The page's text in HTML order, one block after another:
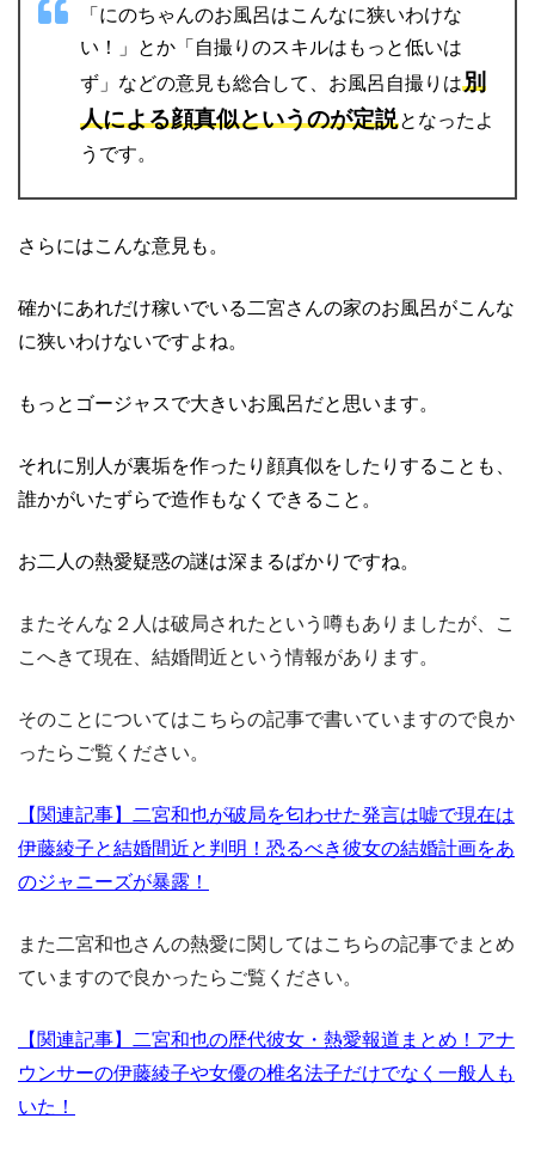
「にのちゃんのお風呂はこんなに狭いわけな
い！」とか「自撮りのスキルはもっと低いは
ず」などの意見も総合して、お風呂自撮りは別
人による顔真似というのが定説となったよ
うです。
さらにはこんな意見も。
確かにあれだけ稼いでいる二宮さんの家のお風呂がこんな
に狭いわけないですよね。
もっとゴージャスで大きいお風呂だと思います。
それに別人が裏垢を作ったり顔真似をしたりすることも、
誰かがいたずらで造作もなくできること。
お二人の熱愛疑惑の謎は深まるばかりですね。
またそんな２人は破局されたという噂もありましたが、こ
こへきて現在、結婚間近という情報があります。
そのことについてはこちらの記事で書いていますので良か
ったらご覧ください。
【関連記事】二宮和也が破局を匂わせた発言は嘘で現在は
伊藤綾子と結婚間近と判明！恐るべき彼女の結婚計画をあ
のジャニーズが暴露！
また二宮和也さんの熱愛に関してはこちらの記事でまとめ
ていますので良かったらご覧ください。
【関連記事】二宮和也の歴代彼女・熱愛報道まとめ！アナ
ウンサーの伊藤綾子や女優の椎名法子だけでなく一般人も
いた！